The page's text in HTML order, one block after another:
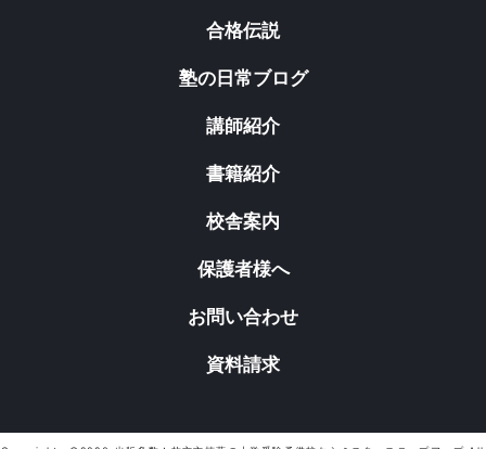
合格伝説
塾の日常ブログ
講師紹介
書籍紹介
校舎案内
保護者様へ
お問い合わせ
資料請求